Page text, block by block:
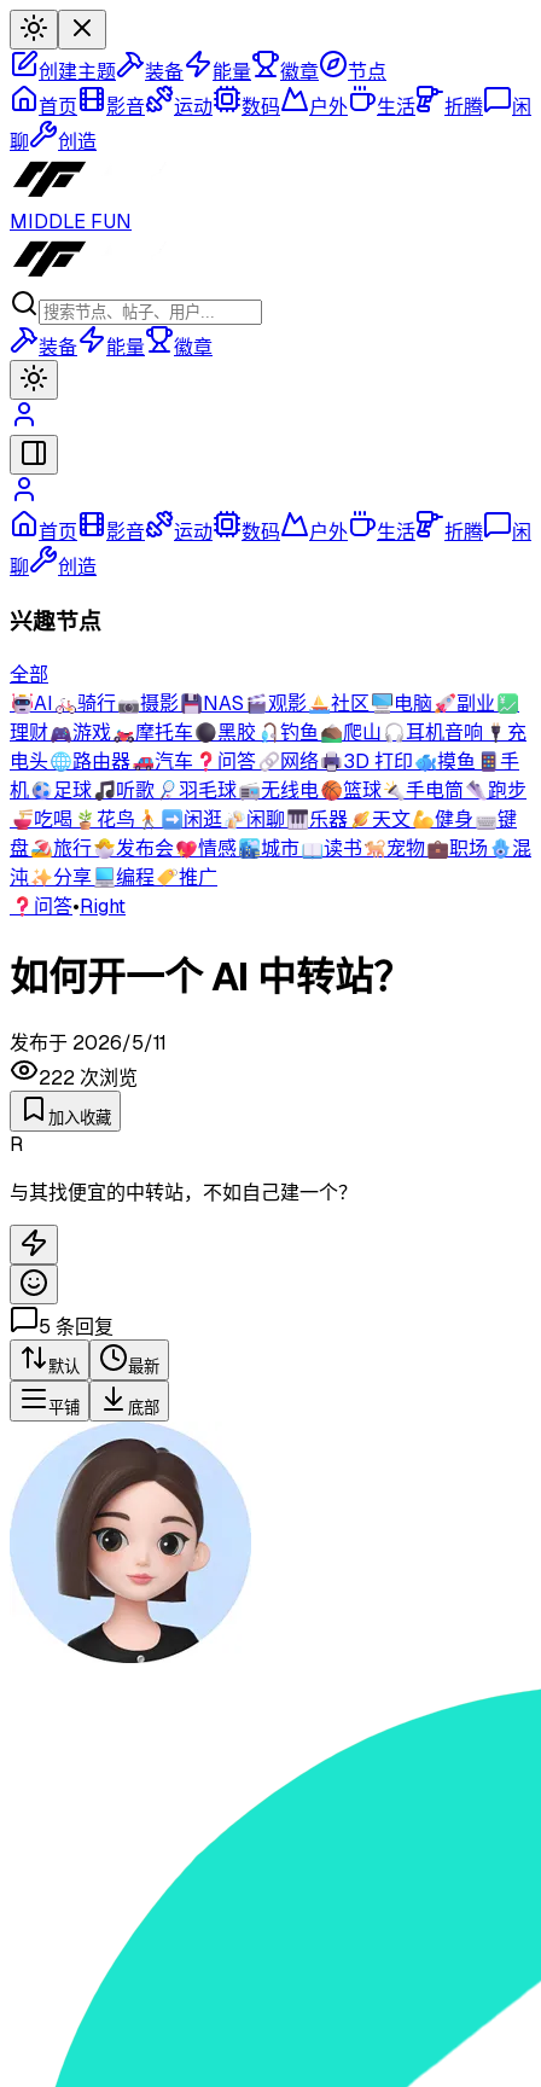
创建主题 装备 能量 徽章
节点
首页
影音 运动 数码 户外 生活 折腾
闲
聊
创造
MIDDLE FUN
装备 能量 徽章
首页 影音 运动 数码 户外 生活 折腾
闲
聊
创造
兴趣节点
全部
🤖AI🚲骑行📷摄影💾NAS🎬观影⛵社区🖥️电脑🚀副业💹
理财🎮游戏🏍️摩托车⚫黑胶 🎣钓鱼⛰️爬山🎧耳机音响 🔌 充
电头🌐路由器🚗汽车 ❓ 问答🔗网络🖨️3D 打印🐟摸鱼 📱手
机⚽足球🎵听歌 🏸羽毛球📻无线电🏀篮球🔦手电筒👟跑步
🍜吃喝 🪴 花鸟 🚶‍➡️闲逛🍻闲聊🎹乐器🪐天文💪健身⌨️键
盘🏖️旅行🐣发布会💖情感🏙️城市📖读书🐕宠物💼职场🪬混
沌✨分享💻编程🏷️推广
❓ 问答•Right
如何开一个 AI 中转站？
发布于 2026/5/11
222 次浏览
加入收藏
R
与其找便宜的中转站，不如自己建一个？
5 条回复
默认 最新
平铺 底部